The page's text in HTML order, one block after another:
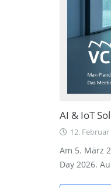
AI & IoT
12. Februar
Am 5. März
Day 2026.